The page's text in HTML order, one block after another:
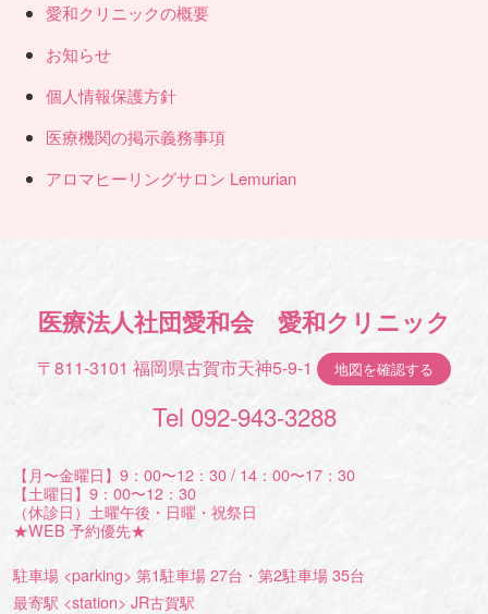
愛和クリニックの概要
お知らせ
個人情報保護方針
医療機関の掲示義務事項
アロマヒーリングサロン Lemurian
医療法人社団愛和会 愛和クリニック
〒811-3101 福岡県古賀市天神5-9-1 地図を確認する
Tel 092-943-3288
【月〜金曜日】9：00〜12：30 / 14：00〜17：30
【土曜日】9：00〜12：30
（休診日）土曜午後・日曜・祝祭日
★WEB 予約優先★
駐車場 <parking> 第1駐車場 27台・第2駐車場 35台
最寄駅 <station> JR古賀駅